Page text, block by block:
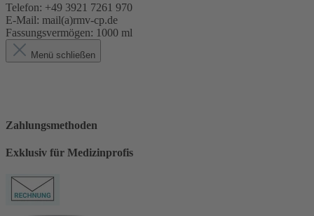
Telefon: +49 3921 7261 970
E-Mail: mail(a)rmv-cp.de
Fassungsvermögen: 1000 ml
Menü schließen
Zahlungsmethoden
Exklusiv für Medizinprofis